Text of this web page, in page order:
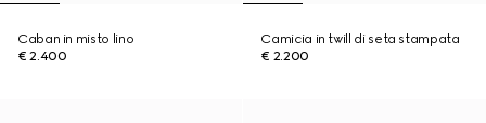
Caban in misto lino
€ 2.400
Camicia in twill di seta stampata
€ 2.200